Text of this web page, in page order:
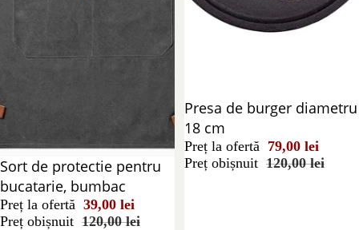
Reducere 68%
Sort de protectie pentru
bucatarie, bumbac
Preț la ofertă 39,00 lei
Preț obișnuit 120,00 lei
Reducere 34%
Presa de burger diametru
18 cm
Preț la ofertă 79,00 lei
Preț obișnuit 120,00 lei